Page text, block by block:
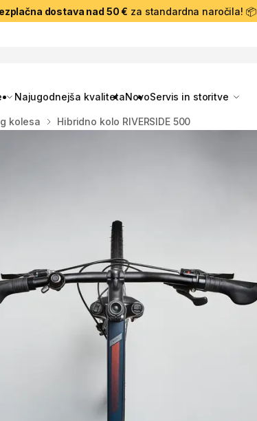
dostava nad 50 € za standardna naročila! 📦
Najugodnejša kvalitetaNovoServis in storitve
kolesa Hibridno kolo RIVERSIDE 500